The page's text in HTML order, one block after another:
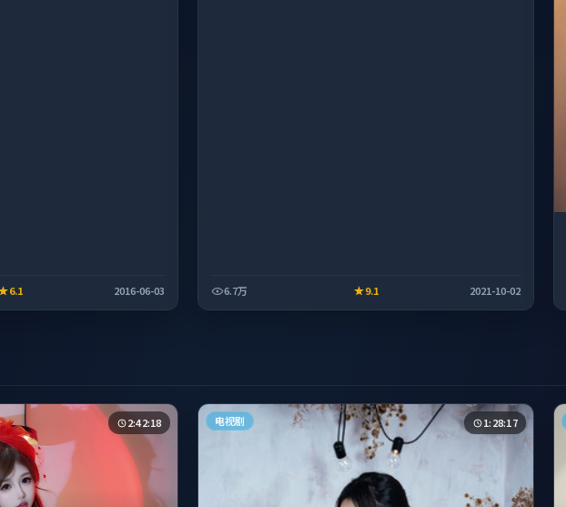
6.1 2016-06-03 6.7万 9.1 2021-10-02
2:42:18 电视剧 1:28:17